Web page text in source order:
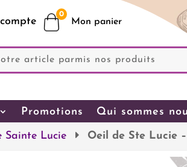
0
Promotions Qui sommes
Sainte Lucie Oeil de Ste Lucie